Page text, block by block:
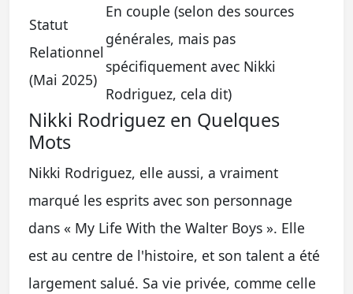
Statut
Relationnel
(Mai 2025)
En couple (selon des sources
générales, mais pas
spécifiquement avec Nikki
Rodriguez, cela dit)
Nikki Rodriguez en Quelques
Mots
Nikki Rodriguez, elle aussi, a vraiment
marqué les esprits avec son personnage
dans « My Life With the Walter Boys ». Elle
est au centre de l'histoire, et son talent a été
largement salué. Sa vie privée, comme celle